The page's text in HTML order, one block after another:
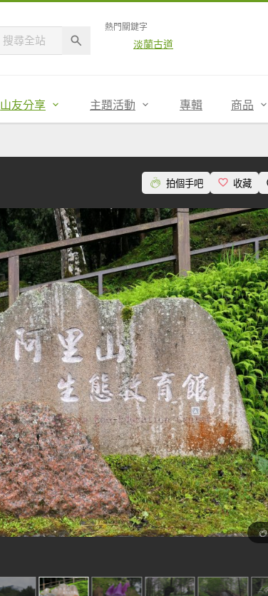
熱門關鍵字
淡蘭古道
山友分享 主題活動 專輯 商品
拍個手吧 收藏